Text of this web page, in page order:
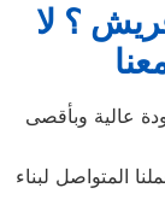
؟ لا
عالية وبأقصى
المتواصل لبناء